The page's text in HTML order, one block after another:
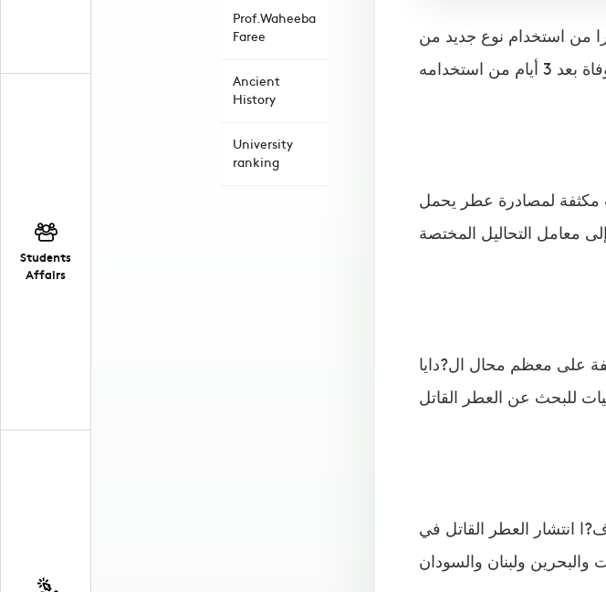
Students
Affairs
Prof.Waheeba
Faree
Ancient
History
University
ranking
من استخدام نوع جديد من
مكثفة لمصادرة عطر يحمل
على معظم محال ال?دايا
انتشار العطر القاتل في